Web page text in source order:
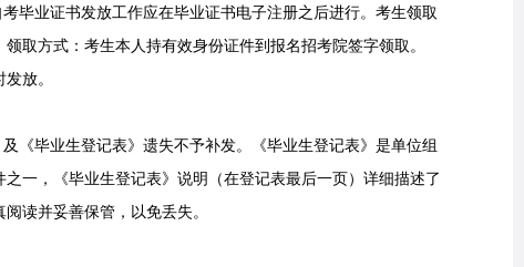
业证书发放工作应在毕业证书电子注册之后进行。考生领取
取方式：考生本人持有效身份证件到报名招考院签字领取。
放。
毕业生登记表》遗失不予补发。《毕业生登记表》是单位组
一，《毕业生登记表》说明（在登记表最后一页）详细描述了
读并妥善保管，以免丢失。